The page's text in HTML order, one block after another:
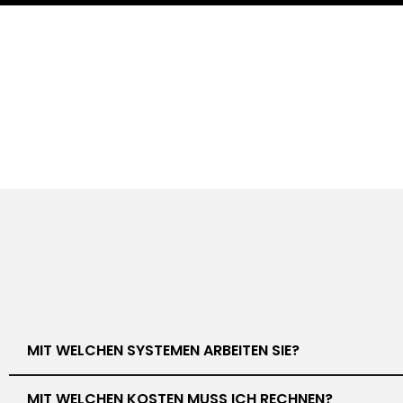
MIT WELCHEN SYSTEMEN ARBEITEN SIE?
MIT WELCHEN KOSTEN MUSS ICH RECHNEN?